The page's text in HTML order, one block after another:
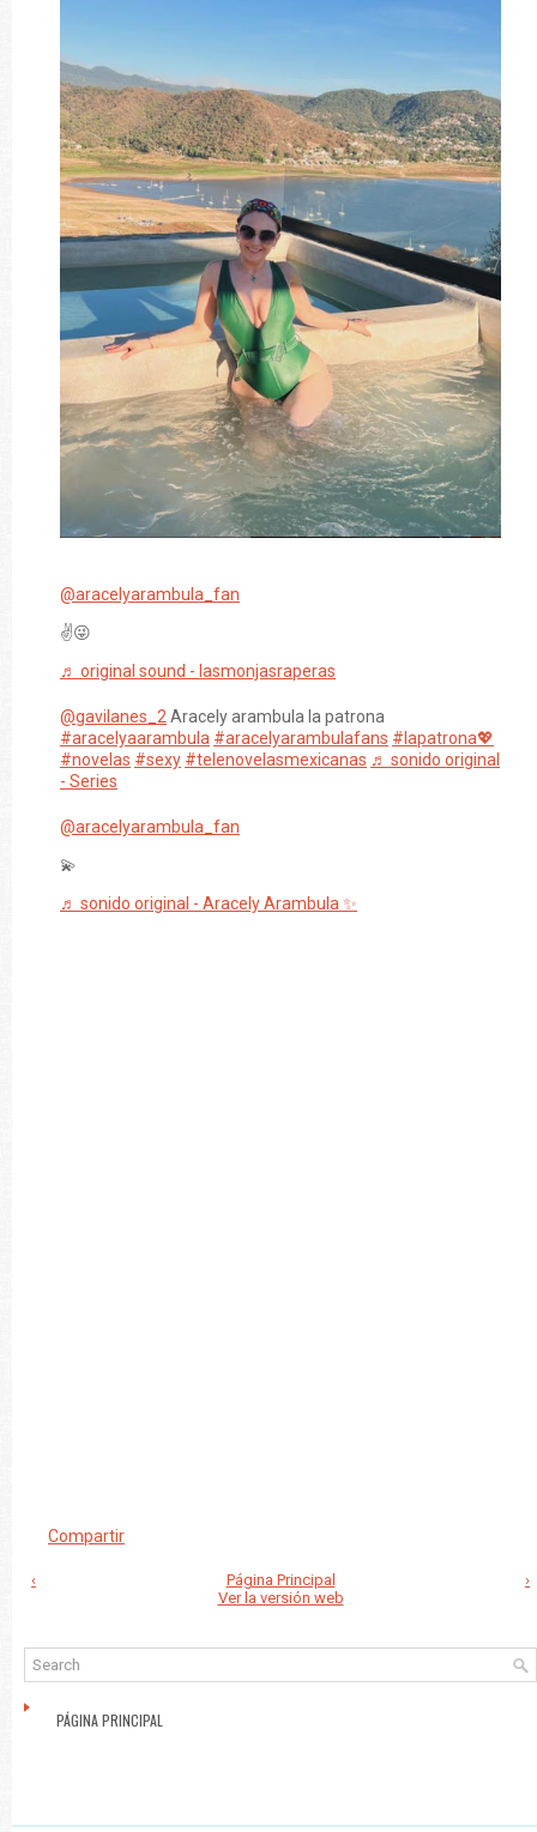
@aracelyarambula_fan
✌️😜
♬ original sound - lasmonjasraperas
@gavilanes_2 Aracely arambula la patrona
#aracelyaarambula #aracelyarambulafans #lapatrona💖
#novelas #sexy #telenovelasmexicanas ♬ sonido original
- Series
@aracelyarambula_fan
💫
♬ sonido original - Aracely Arambula ✨
Compartir
‹ ›
Página Principal
Ver la versión web
PÁGINA PRINCIPAL